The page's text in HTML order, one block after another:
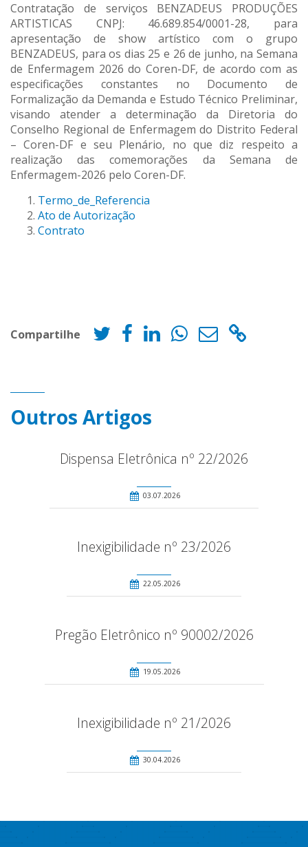
Contratação de serviços BENZADEUS PRODUÇÕES
ARTISTICAS CNPJ: 46.689.854/0001-28, para
apresentação de show artístico com o grupo
BENZADEUS, para os dias 25 e 26 de junho, na Semana
de Enfermagem 2026 do Coren-DF, de acordo com as
especificações constantes no Documento de
Formalização da Demanda e Estudo Técnico Preliminar,
visando atender a determinação da Diretoria do
Conselho Regional de Enfermagem do Distrito Federal
– Coren-DF e seu Plenário, no que diz respeito a
realização das comemorações da Semana de
Enfermagem-2026 pelo Coren-DF.
Termo_de_Referencia
Ato de Autorização
Contrato
Compartilhe
Outros Artigos
Dispensa Eletrônica nº 22/2026
03.07.2026
Inexigibilidade nº 23/2026
22.05.2026
Pregão Eletrônico nº 90002/2026
19.05.2026
Inexigibilidade nº 21/2026
30.04.2026